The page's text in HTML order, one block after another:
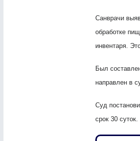
Санврачи
обработке
инвентаря.
Был
направлен в
Суд
срок 30 суток.